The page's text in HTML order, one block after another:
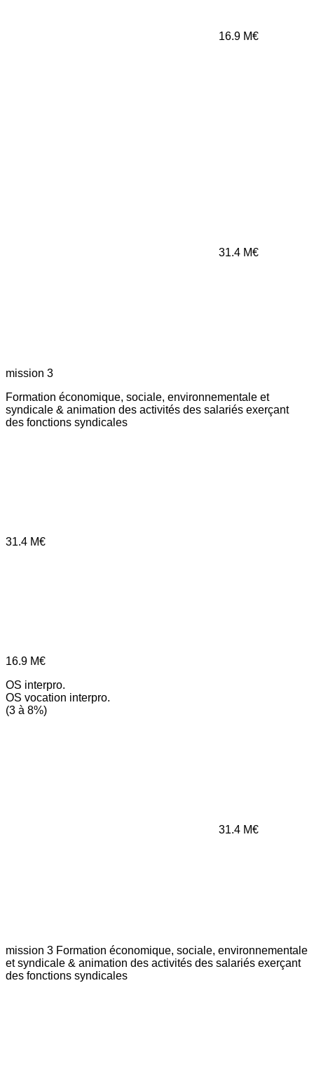
16.9 M€
31.4 M€
mission 3
Formation économique, sociale, environnementale et
syndicale & animation des activités des salariés exerçant
des fonctions syndicales
31.4 M€
16.9 M€
OS interpro.
OS vocation interpro.
(3 à 8%)
31.4 M€
mission 3 Formation économique, sociale, environnementale
et syndicale & animation des activités des salariés exerçant
des fonctions syndicales